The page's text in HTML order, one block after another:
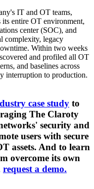
IT and OT teams,
its entire OT environment,
center (SOC), and
complexity, legacy
Within two weeks
and profiled all OT
and baselines across
interruption to production.
case study to
The Claroty
security and
users with secure
assets. And to learn
overcome its own
request a demo.